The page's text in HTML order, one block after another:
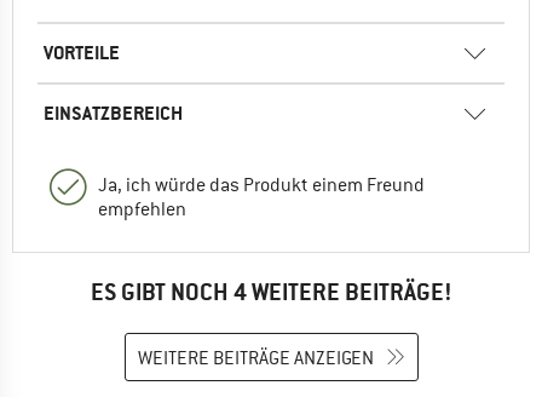
VORTEILE
EINSATZBEREICH
Ja, ich würde das Produkt einem Freund
empfehlen
ES GIBT NOCH 4 WEITERE BEITRÄGE!
WEITERE BEITRÄGE ANZEIGEN